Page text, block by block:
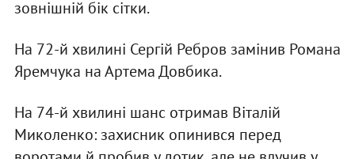
зовнішній бік сітки.
На 72-й хвилині Сергій Ребров замінив Романа
Яремчука на Артема Довбика.
На 74-й хвилині шанс отримав Віталій
Миколенко: захисник опинився перед